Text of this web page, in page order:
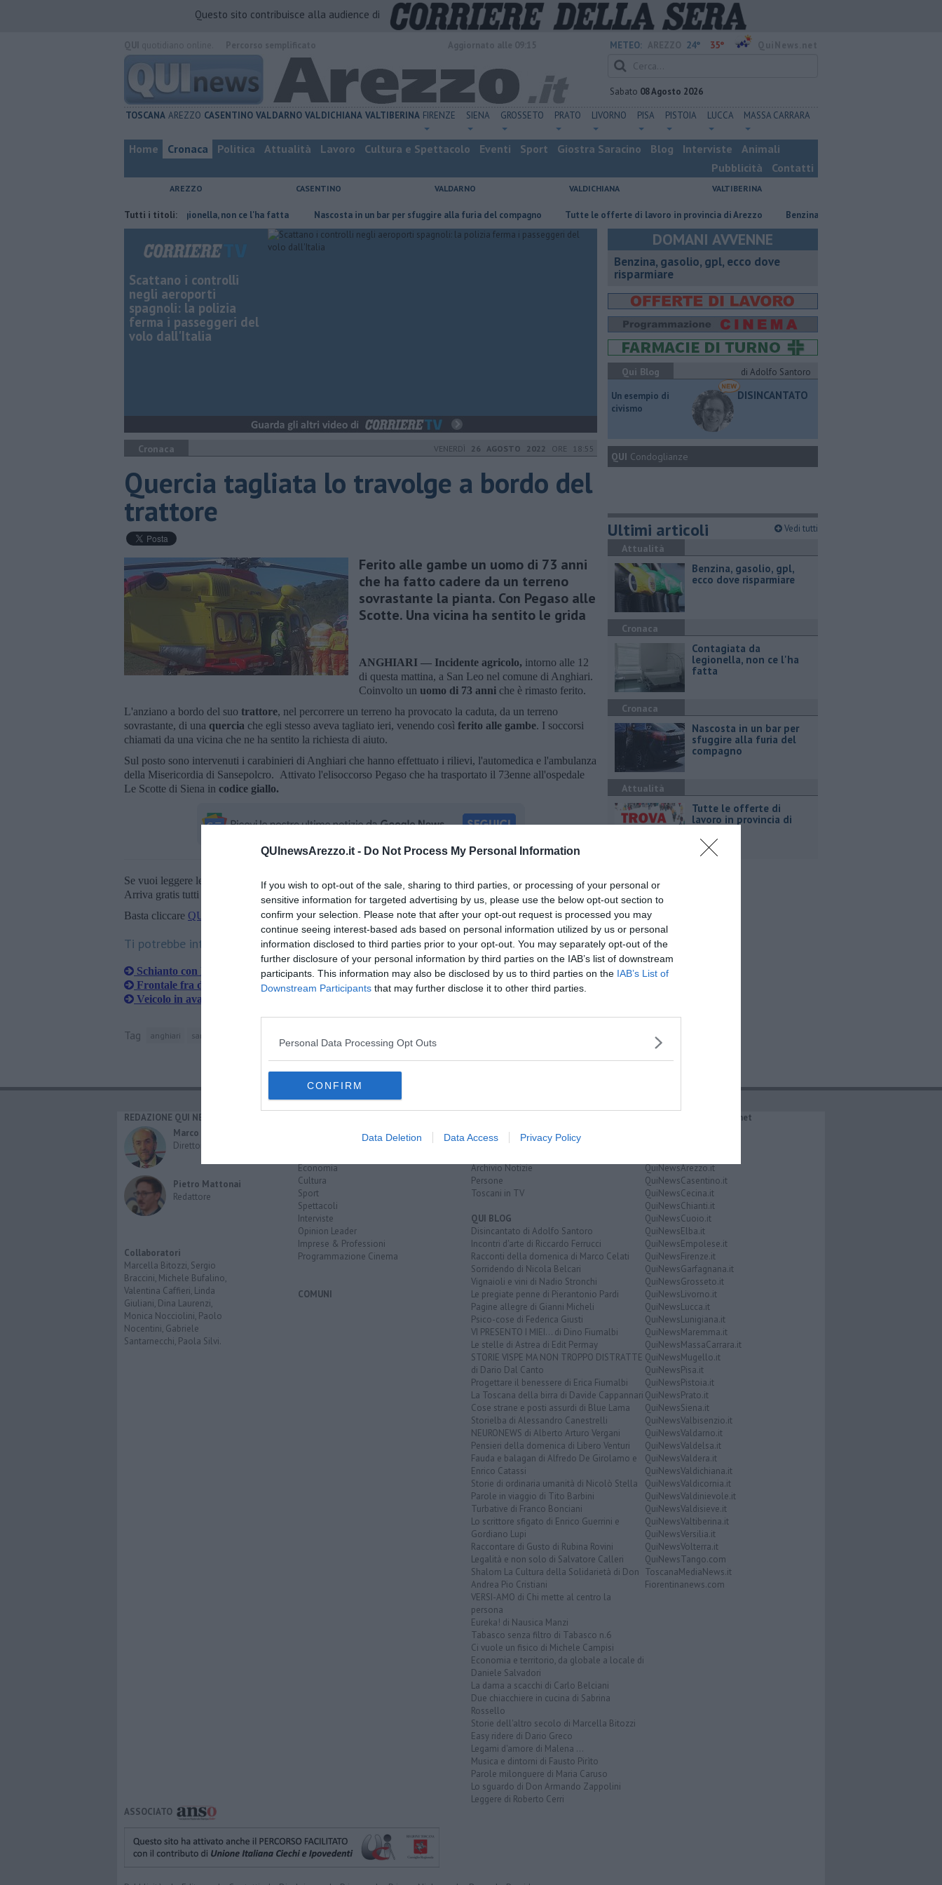
QUInewsArezzo.it - Do Not Process My Personal Information
If you wish to opt-out of the sale, sharing to third parties, or processing of your personal or
sensitive information for targeted advertising by us, please use the below opt-out section to
confirm your selection. Please note that after your opt-out request is processed you may
continue seeing interest-based ads based on personal information utilized by us or personal
information disclosed to third parties prior to your opt-out. You may separately opt-out of the
further disclosure of your personal information by third parties on the IAB’s list of downstream
participants. This information may also be disclosed by us to third parties on the IAB’s List of
Downstream Participants that may further disclose it to other third parties.
Personal Data Processing Opt Outs
CONFIRM
Data Deletion Data Access Privacy Policy
Questo sito contribuisce alla audience di
METEO: 24° 35°
Sabato 08 Agosto 2026
TOSCANA AREZZO CASENTINO VALDARNO VALDICHIANA VALTIBERINA FIRENZE SIENA GROSSETO PRATO LIVORNO PISA PISTOIA LUCCA MASSA CARRARA
Home Cronaca Politica Attualità Lavoro Cultura e Spettacolo Eventi Sport Giostra Saracino Blog Interviste
Animali
Pubblicità
Contatti
AREZZO CASENTINO VALDARNO VALDICHIANA VALTIBERINA
Tutti i titoli:
Contagiata da legionella, non ce l'ha fatta Nascosta in un bar per sfuggire alla furia del compagno ​Tutte le offerte di lavoro in provincia di Arezzo ​Benzina, gasolio, gpl, ecco dove risparmiare
Scattano i controlli
negli aeroporti
spagnoli: la polizia
ferma i passeggeri del
volo dall'Italia
Cronaca VENERDÌ 26 AGOSTO 2022 ORE 18:55
Quercia tagliata lo travolge a bordo del
trattore
Ferito alle gambe un uomo di 73 anni
che ha fatto cadere da un terreno
sovrastante la pianta. Con Pegaso alle
Scotte. Una vicina ha sentito le grida
ANGHIARI — Incidente agricolo, intorno alle 12
di questa mattina, a San Leo nel comune di Anghiari.
Coinvolto un uomo di 73 anni che è rimasto ferito.
L'anziano a bordo del suo trattore, nel percorrere un terreno ha provocato la caduta, da un terreno
sovrastante, di una quercia che egli stesso aveva tagliato ieri, venendo così ferito alle gambe. I soccorsi
chiamati da una vicina che ne ha sentito la richiesta di aiuto.
Sul posto sono intervenuti i carabinieri di Anghiari che hanno effettuato i rilievi, l'automedica e l'ambulanza
della Misericordia di Sansepolcro. Attivato l'elisoccorso Pegaso che ha trasportato il 73enne all'ospedale
Le Scotte di Siena in codice giallo.
Se vuoi leggere le notizie principali della Toscana iscriviti alla
Newsletter QUInews - ToscanaMedia.
Arriva gratis tutti i giorni alle 20:00 direttamente nella tua casella di posta.
Basta cliccare QUI
Ti potrebbe interessare anche:
Schianto con la moto, centauro in ospedale
Frontale fra due auto, gravi due donne
Veicolo in avaria, chiusa carreggiata della E45
Tag anghiari san leo
DOMANI AVVENNE
​Benzina, gasolio, gpl, ecco dove
risparmiare
Qui Blog
di Adolfo Santoro
​Un esempio di
civismo
DISINCANTATO
QUI Condoglianze
Ultimi articoli Vedi tutti
Attualità
​Benzina, gasolio, gpl,
ecco dove risparmiare
Cronaca
Contagiata da
legionella, non ce l'ha
fatta
Cronaca
Nascosta in un bar per
sfuggire alla furia del
compagno
Attualità
​Tutte le offerte di
lavoro in provincia di
REDAZIONE QUI NEWS
Marco Migli
Direttore Responsabile
Pietro Mattonai
Redattore
Collaboratori
Marcella Bitozzi, Sergio
Braccini, Michele Bufalino,
Valentina Caffieri, Linda
Giuliani, Dina Laurenzi,
Monica Nocciolini, Paolo
Nocentini, Gabriele
Santarnecchi, Paola Silvi.
Economia
Cultura
Sport
Spettacoli
Interviste
Opinion Leader
Imprese & Professioni
Programmazione Cinema
COMUNI
Le notizie di oggi
Più Letti della settimana
Archivio Notizie
Persone
Toscani in TV
QUI BLOG
Disincantato di Adolfo Santoro
Incontri d'arte di Riccardo Ferrucci
Racconti della domenica di Marco Celati
Sorridendo di Nicola Belcari
Vignaioli e vini di Nadio Stronchi
Le pregiate penne di Pierantonio Pardi
Pagine allegre di Gianni Micheli
Psico-cose di Federica Giusti
VI PRESENTO I MIEI... di Dino Fiumalbi
Le stelle di Astrea di Edit Permay
STORIE VISPE MA NON TROPPO DISTRATTE
di Dario Dal Canto
Progettare il benessere di Erica Fiumalbi
La Toscana della birra di Davide Cappannari
Cose strane e posti assurdi di Blue Lama
Storielba di Alessandro Canestrelli
NEURONEWS di Alberto Arturo Vergani
Pensieri della domenica di Libero Venturi
Fauda e balagan di Alfredo De Girolamo e
Enrico Catassi
Storie di ordinaria umanità di Nicolò Stella
Parole in viaggio di Tito Barbini
Turbative di Franco Bonciani
Lo scrittore sfigato di Enrico Guerrini e
Gordiano Lupi
Raccontare di Gusto di Rubina Rovini
Legalità e non solo di Salvatore Calleri
Shalom La Cultura della Solidarietà di Don
Andrea Pio Cristiani
VERSI-AMO di Chi mette al centro la
persona
Eureka! di Nausica Manzi
Tabasco senza filtro di Tabasco n.6
Ci vuole un fisico di Michele Campisi
Economia e territorio, da globale a locale di
Daniele Salvadori
La dama a scacchi di Carlo Belciani
Due chiacchiere in cucina di Sabrina
Rossello
Storie dell'altro secolo di Marcella Bitozzi
Easy ridere di Dario Greco
Legami d'amore di Malena ...
Musica e dintorni di Fausto Pirìto
Parole milonguere di Maria Caruso
Lo sguardo di Don Armando Zappolini
Leggere di Roberto Cerri
IL NETWORK QuiNews.net
QuiNewsArezzo.it
QuiNewsCasentino.it
QuiNewsCecina.it
QuiNewsChianti.it
QuiNewsCuoio.it
QuiNewsElba.it
QuiNewsEmpolese.it
QuiNewsFirenze.it
QuiNewsGarfagnana.it
QuiNewsGrosseto.it
QuiNewsLivorno.it
QuiNewsLucca.it
QuiNewsLunigiana.it
QuiNewsMaremma.it
QuiNewsMassaCarrara.it
QuiNewsMugello.it
QuiNewsPisa.it
QuiNewsPistoia.it
QuiNewsPrato.it
QuiNewsSiena.it
QuiNewsValbisenzio.it
QuiNewsValdarno.it
QuiNewsValdelsa.it
QuiNewsValdera.it
QuiNewsValdichiana.it
QuiNewsValdicornia.it
QuiNewsValdinievole.it
QuiNewsValdisieve.it
QuiNewsValtiberina.it
QuiNewsVersilia.it
QuiNewsVolterra.it
QuiNewsTango.com
ToscanaMediaNews.it
Fiorentinanews.com
ASSOCIATO